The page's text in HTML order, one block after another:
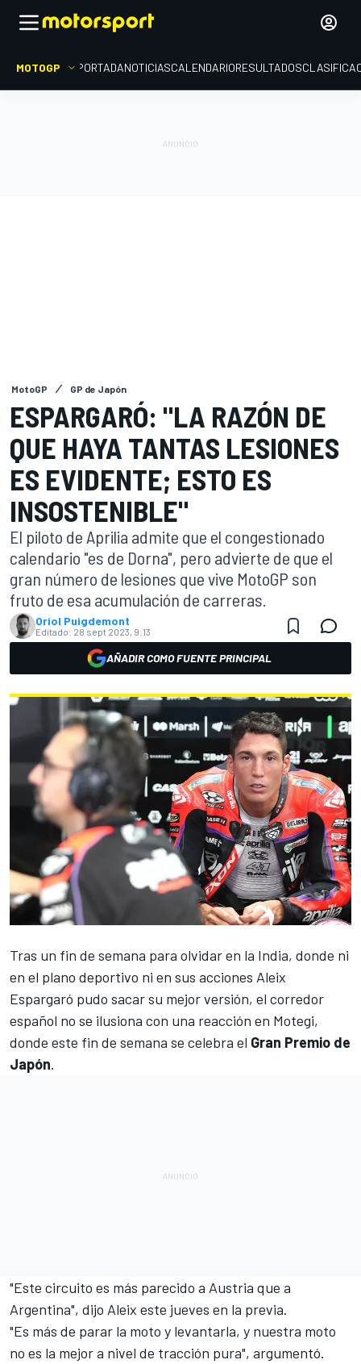
MOTOGP PORTADANOTICIASCALENDARIORESULTADOS
MotoGP GP de Japón
ESPARGARÓ: "LA RAZÓN DE
QUE HAYA TANTAS LESIONES
ES EVIDENTE; ESTO ES
INSOSTENIBLE"
El piloto de Aprilia admite que el congestionado
calendario "es de Dorna", pero advierte de que el
gran número de lesiones que vive MotoGP son
fruto de esa acumulación de carreras.
Oriol Puigdemont
Editado: 28 sept 2023, 9:13
AÑADIR COMO FUENTE PRINCIPAL
Tras un fin de semana para olvidar en la India, donde ni
en el plano deportivo ni en sus acciones Aleix
Espargaró pudo sacar su mejor versión, el corredor
español no se ilusiona con una reacción en Motegi,
donde este fin de semana se celebra el Gran Premio de
Japón.
"Este circuito es más parecido a Austria que a
Argentina", dijo Aleix este jueves en la previa.
"Es más de parar la moto y levantarla, y nuestra moto
no es la mejor a nivel de tracción pura", argumentó.